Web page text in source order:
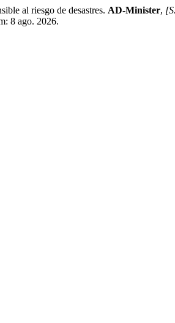
al riesgo de desastres. AD-Minister,
8 ago. 2026.